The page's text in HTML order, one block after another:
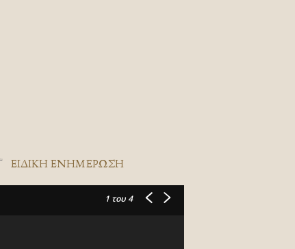
ΕΙΔΙΚΉ ΕΝΗΜΈΡΩΣΗ
1 του 4